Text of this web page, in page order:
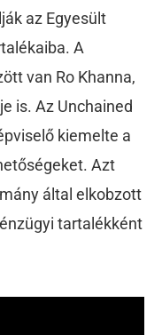
az Egyesült
A
van Ro Khanna,
is. Az Unchained
kiemelte a
Azt
által elkobzott
tartalékként